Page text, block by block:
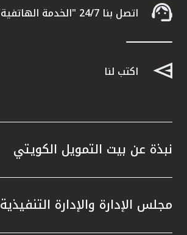
ماليزيا
مملكة البحرين
اتصل بنا 24/7 "الخدمة الهاتفية" 1803333
اكتب لنا
نبذة عن بيت التمويل الكويتي
مجلس الإدارة والإدارة التنفيذية